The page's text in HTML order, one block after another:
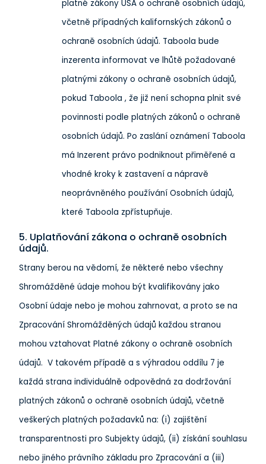
platné zákony USA o ochraně osobních údajů,
včetně případných kalifornských zákonů o
ochraně osobních údajů. Taboola bude
inzerenta informovat ve lhůtě požadované
platnými zákony o ochraně osobních údajů,
pokud Taboola , že již není schopna plnit své
povinnosti podle platných zákonů o ochraně
osobních údajů. Po zaslání oznámení Taboola
má Inzerent právo podniknout přiměřené a
vhodné kroky k zastavení a nápravě
neoprávněného používání Osobních údajů,
které Taboola zpřístupňuje.
5. Uplatňování zákona o ochraně osobních
údajů.
Strany berou na vědomí, že některé nebo všechny
Shromážděné údaje mohou být kvalifikovány jako
Osobní údaje nebo je mohou zahrnovat, a proto se na
Zpracování Shromážděných údajů každou stranou
mohou vztahovat Platné zákony o ochraně osobních
údajů. V takovém případě a s výhradou oddílu 7 je
každá strana individuálně odpovědná za dodržování
platných zákonů o ochraně osobních údajů, včetně
veškerých platných požadavků na: (i) zajištění
transparentnosti pro Subjekty údajů, (ii) získání souhlasu
nebo jiného právního základu pro Zpracování a (iii)